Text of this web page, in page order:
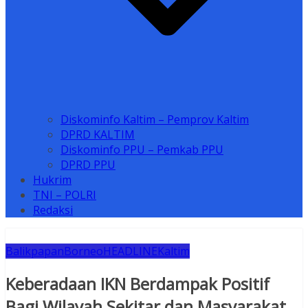
Diskominfo Kaltim – Pemprov Kaltim
DPRD KALTIM
Diskominfo PPU – Pemkab PPU
DPRD PPU
Hukrim
TNI – POLRI
Redaksi
BalikpapanBorneoHEADLINEKaltim
Keberadaan IKN Berdampak Positif